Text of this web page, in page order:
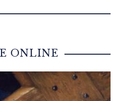
ONLINE